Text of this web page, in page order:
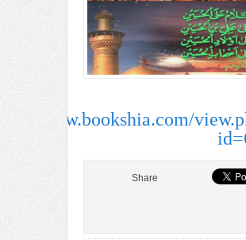
www.bookshia.com/
Share